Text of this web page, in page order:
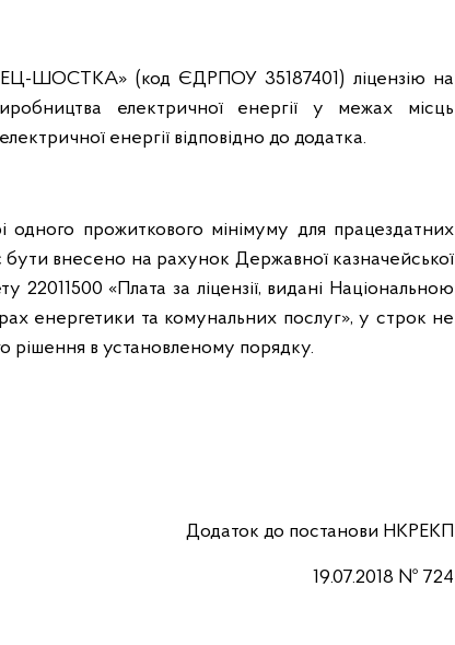
(код ЄДРПОУ 35187401) ліцензію на
електричної енергії у межах місць
енергії відповідно до додатка.
одного прожиткового мінімуму для працездатних
бути внесено на рахунок Державної казначейської
22011500 «Плата за ліцензії, видані Національною
енергетики та комунальних послуг», у строк не
рішення в установленому порядку.
Додаток до постанови НКРЕКП
19.07.2018 № 724